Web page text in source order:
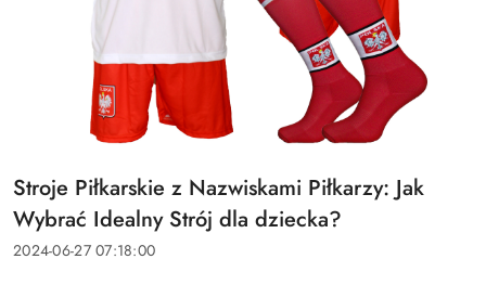
Tytuł
artykułu:
Stroje Piłkarskie z Nazwiskami Piłkarzy: Jak
Wybrać Idealny Strój dla dziecka?
Data
2024-06-27 07:18:00